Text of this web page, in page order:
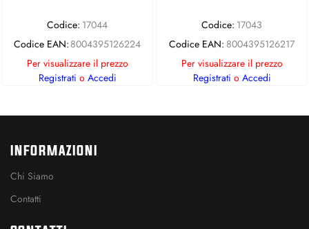
Codice: 17044
Codice EAN: 8004395126224
Per visualizzare il prezzo
Registrati o Accedi
Codice: 17043
Codice EAN: 8004395126217
Per visualizzare il prezzo
Registrati o Accedi
INFORMAZIONI
Chi Siamo
Contatti